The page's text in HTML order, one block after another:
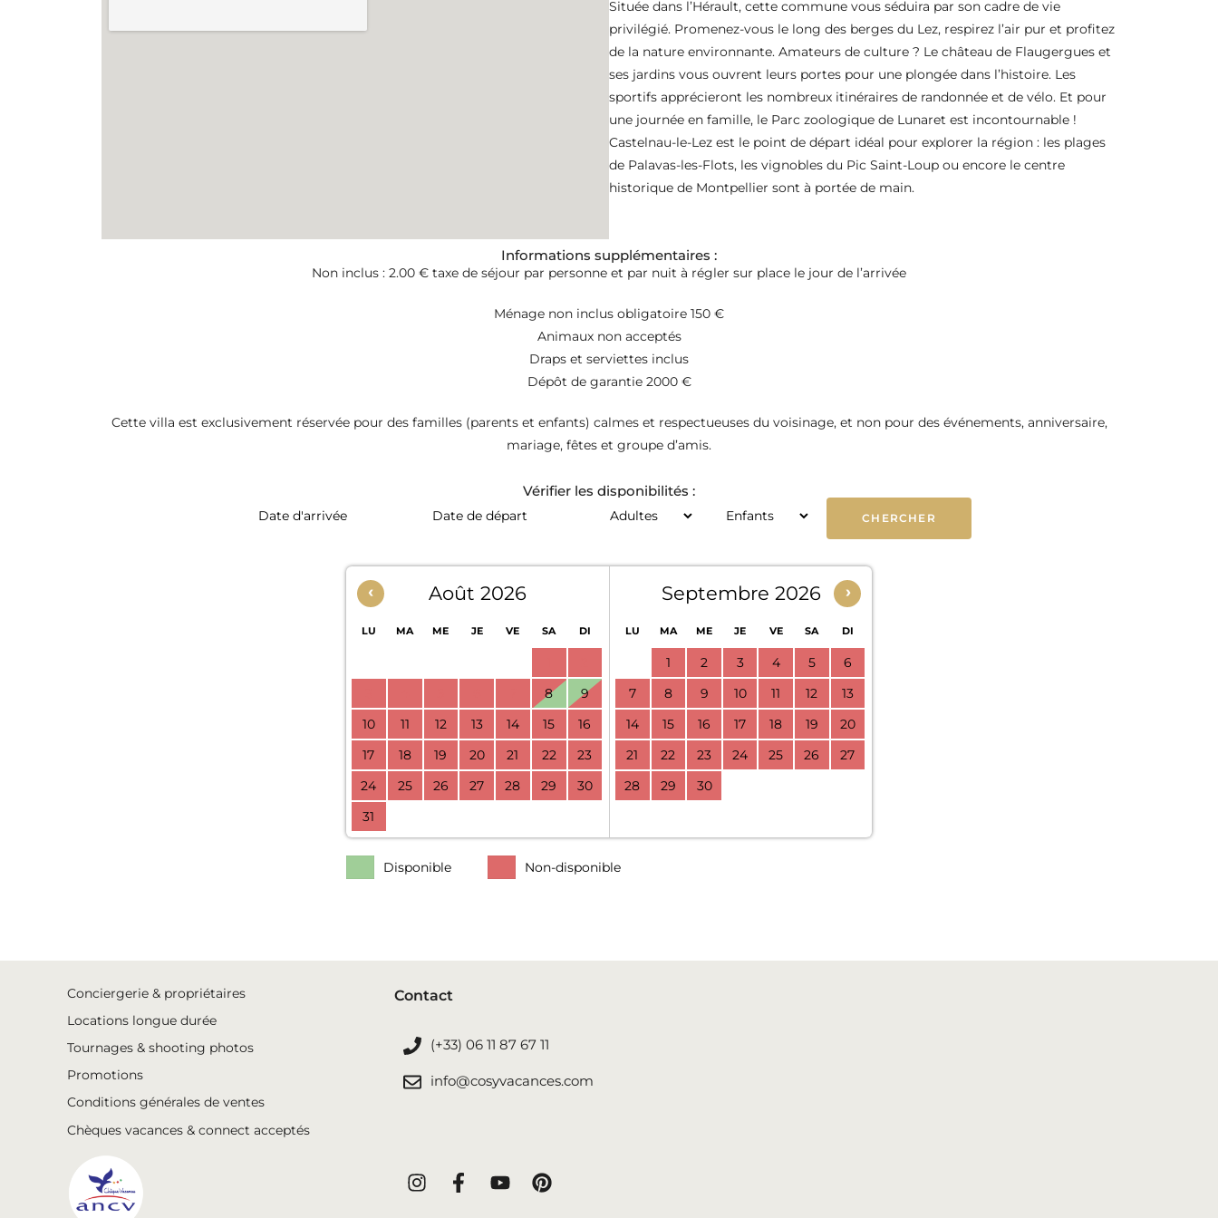
Située dans l’Hérault, cette commune vous séduira par son cadre de vie
privilégié. Promenez-vous le long des berges du Lez, respirez l’air pur et profitez
de la nature environnante. Amateurs de culture ? Le château de Flaugergues et
ses jardins vous ouvrent leurs portes pour une plongée dans l’histoire. Les
sportifs apprécieront les nombreux itinéraires de randonnée et de vélo. Et pour
une journée en famille, le Parc zoologique de Lunaret est incontournable !
Castelnau-le-Lez est le point de départ idéal pour explorer la région : les plages
de Palavas-les-Flots, les vignobles du Pic Saint-Loup ou encore le centre
historique de Montpellier sont à portée de main.
Informations supplémentaires :
Non inclus : 2.00 € taxe de séjour par personne et par nuit à régler sur place le jour de l’arrivée
Ménage non inclus obligatoire 150 €
Animaux non acceptés
Draps et serviettes inclus
Dépôt de garantie 2000 €
Cette villa est exclusivement réservée pour des familles (parents et enfants) calmes et respectueuses du voisinage, et non pour des événements, anniversaire,
mariage, fêtes et groupe d’amis.
Vérifier les disponibilités :
‹ ›
Août 2026
LU MA ME JE VE SA DI
8
9
10
11 12 13 14 15
16
17
18 19 20 21 22
23
24
25 26 27 28 29
30
31
Septembre 2026
LU MA ME JE VE SA DI
1 2 3 4 5
6
7
8 9 10 11 12
13
14
15 16 17 18 19
20
21
22 23 24 25 26
27
28
29 30
Disponible Non-disponible
Conciergerie & propriétaires
Locations longue durée
Tournages & shooting photos
Promotions
Conditions générales de ventes
Chèques vacances & connect acceptés
Contact
(+33) 06 11 87 67 11
info@cosyvacances.com